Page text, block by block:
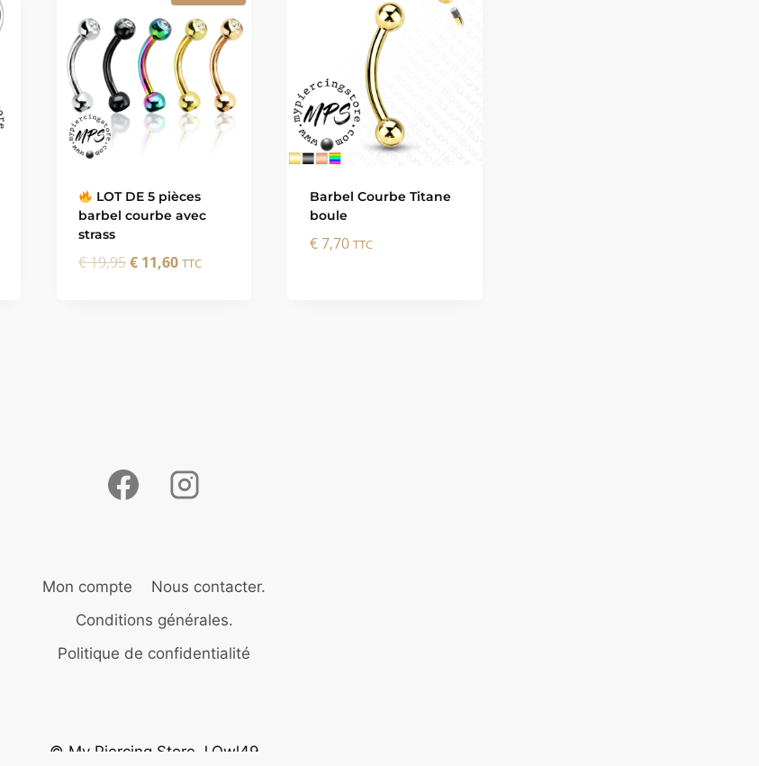
LOT DE 5 pièces
barbel courbe avec
strass
€19,95Le
€ 11,60Le
TTC
Barbel Courbe Titane
boule
€7,70 TTC
Mon compte
Nous contacter.
Conditions générales.
Politique de confidentialité
© My Piercing Store J.Owl49